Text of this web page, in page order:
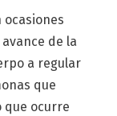
de la
a regular
que
que ocurre